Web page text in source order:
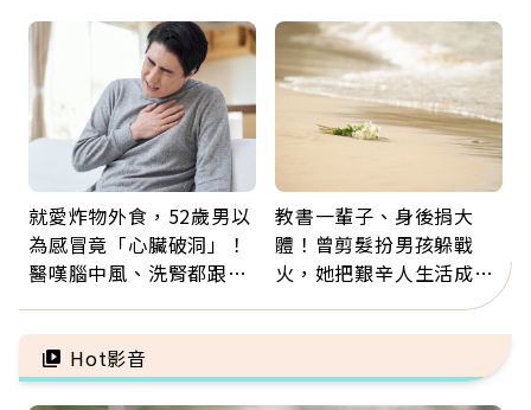
字
就愛炸物外食，52歲男以
為感冒竟「心臟破洞」！
醫嘆腦中風、洗腎都跟它
救
教書一輩子、身後捐大
體！曾剪髮扮男孩躲戰
火，她把艱辛人生活成風
景：生命價值在於成為祝
福
Hot影音